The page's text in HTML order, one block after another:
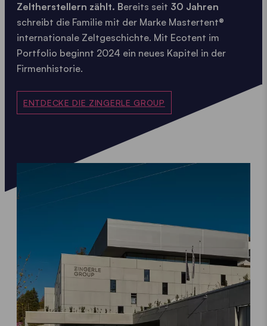
Zeltherstellern zählt. Bereits seit 30 Jahren
schreibt die Familie mit der Marke Mastertent®
internationale Zeltgeschichte. Mit Ecotent im
Portfolio beginnt 2024 ein neues Kapitel in der
Firmenhistorie.
ENTDECKE DIE ZINGERLE GROUP